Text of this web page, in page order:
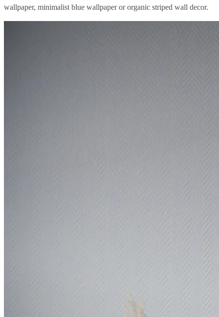
wallpaper, minimalist blue wallpaper or organic striped wall decor.